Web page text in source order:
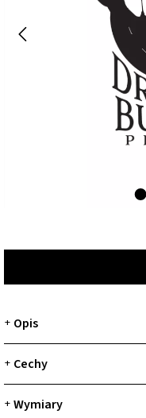
+ Opis
+ Cechy
+ Wymiary